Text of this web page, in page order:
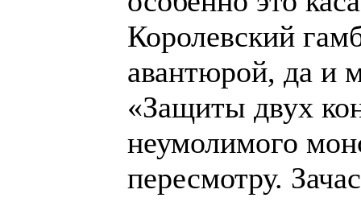
Королевский
авантюрой, да и
«Защиты двух
неумолимого
пересмотру.